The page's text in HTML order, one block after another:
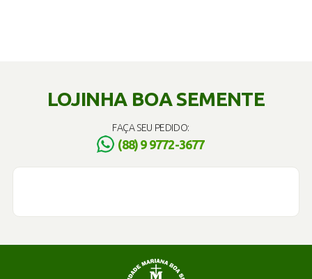
LOJINHA BOA SEMENTE
FAÇA SEU PEDIDO:
(88) 9 9772-3677